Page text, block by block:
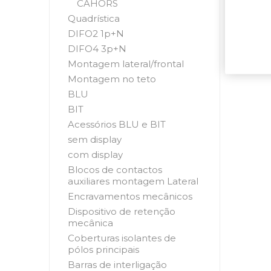
CAHORS
Quadrística
DIFO2 1p+N
DIFO4 3p+N
Montagem lateral/frontal
Montagem no teto
BLU
BIT
Acessórios BLU e BIT
sem display
com display
Blocos de contactos
auxiliares montagem Lateral
Encravamentos mecânicos
Dispositivo de retenção
mecânica
Coberturas isolantes de
pólos principais
Barras de interligação